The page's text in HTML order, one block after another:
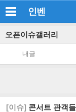
인벤
오픈이슈갤러리
내글
[이슈] 콘서트 관객